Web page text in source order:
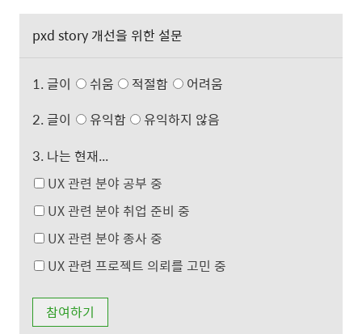
pxd story 개선을 위한 설문
1. 글이 쉬움 적절함
어려움
2. 글이
유익함
유익하지 않음
3. 나는 현재...
UX 관련 분야 공부 중
UX 관련 분야 취업 준비 중
UX 관련 분야 종사 중
UX 관련 프로젝트 의뢰를 고민 중